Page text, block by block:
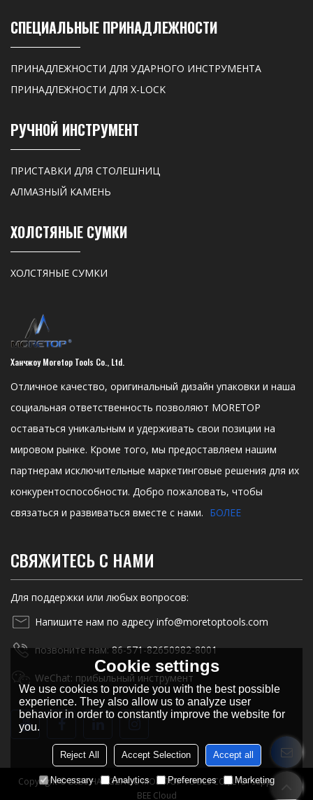
СПЕЦИАЛЬНЫЕ ПРИНАДЛЕЖНОСТИ
ПРИНАДЛЕЖНОСТИ ДЛЯ УДАРНОГО ИНСТРУМЕНТА
ПРИНАДЛЕЖНОСТИ ДЛЯ X-LOCK
РУЧНОЙ ИНСТРУМЕНТ
ПРИСТАВКИ ДЛЯ СТОЛЕШНИЦ
АЛМАЗНЫЙ КАМЕНЬ
ХОЛСТЯНЫЕ СУМКИ
ХОЛСТЯНЫЕ СУМКИ
Ханчжоу Moretop Tools Co., Ltd.
Отличное качество, оригинальный дизайн упаковки и наша
социальная ответственность позволяют MORETOP
оставаться уникальным и удерживать свои позиции на
мировом рынке. Кроме того, мы предоставляем нашим
партнерам исключительные маркетинговые решения для их
конкурентоспособности. Добро пожаловать, чтобы
связаться и развиваться вместе с нами. БОЛЕЕ
СВЯЖИТЕСЬ С НАМИ
Для поддержки или любых вопросов:
Напишите нам по адресу info@moretoptools.com
позвоните нам: 86-571-82650982-8001
WeChat: прибыльный инструмент
Copyright © 2026HANGZHOU MORETOP TOOLS CO., LTD.Support By
BEE Cloud
Cookie settings
We use cookies to provide you with the best possible
experience. They also allow us to analyze user
behavior in order to constantly improve the website for
you.
Reject All Accept Selection Accept all
Necessary Analytics Preferences Marketing